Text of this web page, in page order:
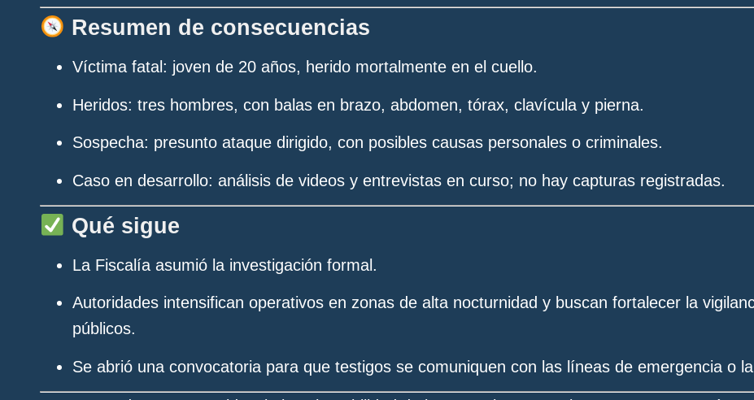
Resumen de consecuencias
Víctima fatal : joven de 20 años, herido mortalmente en el cuello.
Heridos: tres hombres, con balas en brazo, abdomen, tórax, clavícula y pierna.
Sospecha: presunto ataque dirigido, con posibles causas personales o criminales.
Caso en desarrollo: análisis de videos y entrevistas en curso; no hay capturas registradas.
Qué sigue
La Fiscalía asumió la investigación formal.
Autoridades intensifican operativos en zonas de alta nocturnidad y buscan fortalecer la
públicos.
Se abrió una convocatoria para que testigos se comuniquen con las líneas de emergencia o